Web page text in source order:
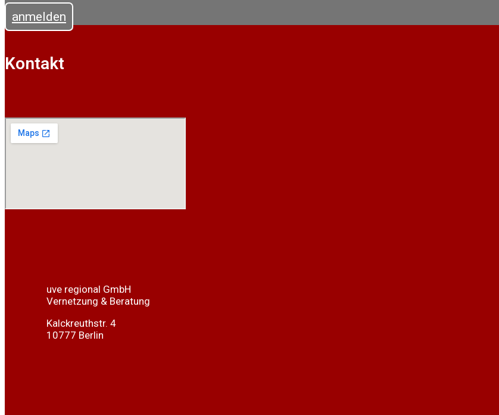
anmelden
Kontakt
uve regional GmbH
Vernetzung & Beratung
Kalckreuthstr. 4
10777 Berlin